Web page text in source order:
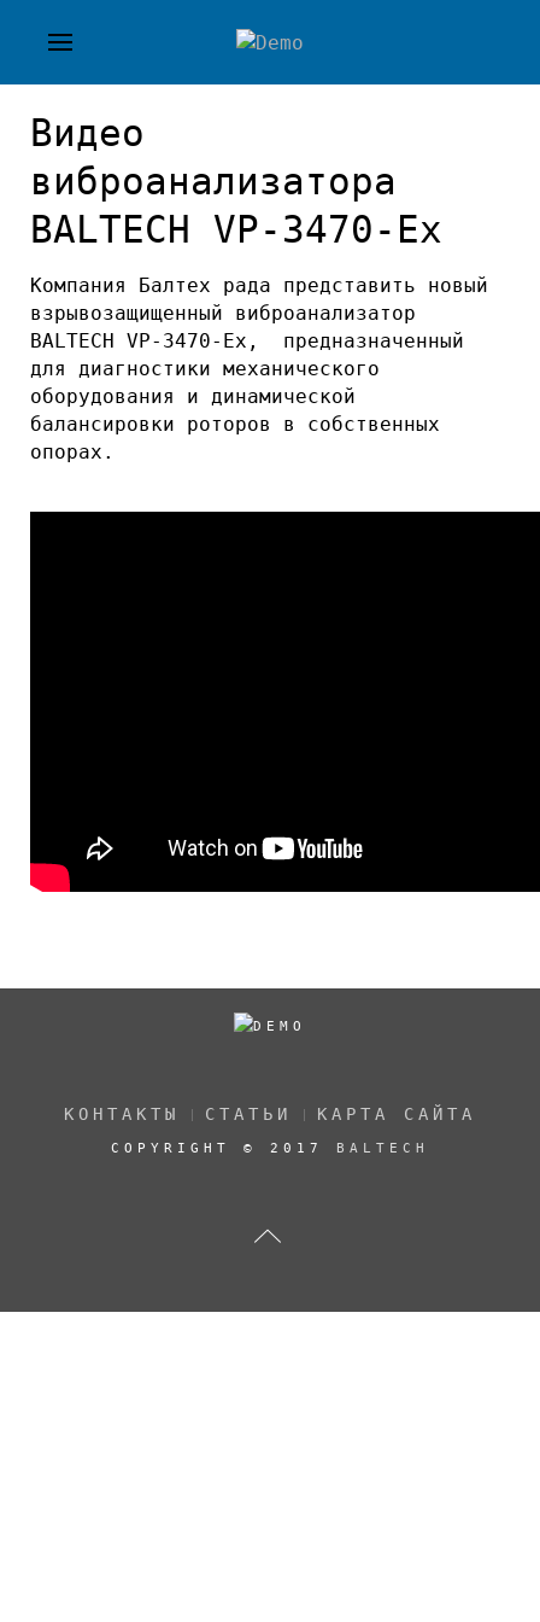
Видео
виброанализатора
BALTECH VP-3470-Ex
Компания Балтех рада представить новый
взрывозащищенный виброанализатор
BALTECH VP-3470-Ex, предназначенный
для диагностики механического
оборудования и динамической
балансировки роторов в собственных
опорах.
КОНТАКТЫ СТАТЬИ КАРТА САЙТА
COPYRIGHT © 2017 BALTECH